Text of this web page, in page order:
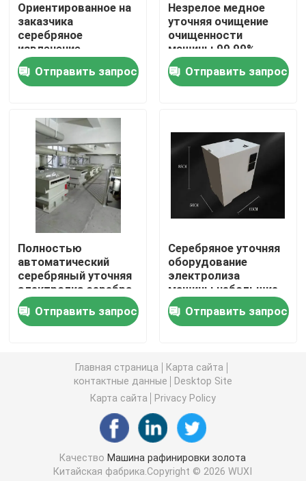
Новости
Машина рафинировки золота
Серебряная уточняя машина
Оборудование рафинировки платины
серебряная машина электролиза
Поглотительная колонна газа
Оборудование обработки ненужного газа
Серебряная печь индукции
Серебряная отливная машина
Отливная машина Адвокатуры золота
Ориентированное на
заказчика
серебряное
извлечение
драгоценного
металла машины
извлечения от
Отправить запрос
Незрелое медное
уточняя очищение
очищенности
машины 99,99%
медного
электролиза
Отправить запрос
Полностью
автоматический
серебряный уточняя
электролиз серебра
емкости машины
200kgОтправить запрос
Серебряное уточняя
оборудование
электролиза
машины небольшие
99,99% легкое для
того чтобы
привестись в
утечки
Отправить запрос
Главная страница
Карта сайта
контактные данные
Desktop Site
Карта сайта
Privacy Policy
Качество Машина рафинировки золота
Китайская фабрика.Copyright © 2026 WUXI